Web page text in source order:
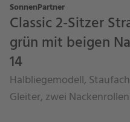
SonnenPartner
Classic 2-Sitzer
grün mit beigen
14
Halbliegemodell,
Gleiter, zwei Nackenrollen